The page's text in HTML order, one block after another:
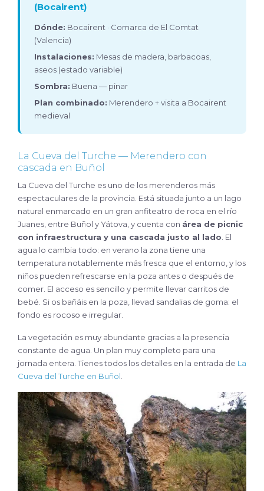
(Bocairent)
Dónde: Bocairent · Comarca de El Comtat
(Valencia)
Instalaciones: Mesas de madera, barbacoas,
aseos (estado variable)
Sombra: Buena — pinar
Plan combinado: Merendero + visita a Bocairent
medieval
La Cueva del Turche — Merendero con
cascada en Buñol
La Cueva del Turche es uno de los merenderos más
espectaculares de la provincia. Está situada junto a un lago
natural enmarcado en un gran anfiteatro de roca en el río
Juanes, entre Buñol y Yátova, y cuenta con área de picnic
con infraestructura y una cascada justo al lado . El
agua lo cambia todo: en verano la zona tiene una
temperatura notablemente más fresca que el entorno, y los
niños pueden refrescarse en la poza antes o después de
comer. El acceso es sencillo y permite llevar carritos de
bebé. Si os bañáis en la poza, llevad sandalias de goma: el
fondo es rocoso e irregular.
La vegetación es muy abundante gracias a la presencia
constante de agua. Un plan muy completo para una
jornada entera. Tienes todos los detalles en la entrada de La
Cueva del Turche en Buñol